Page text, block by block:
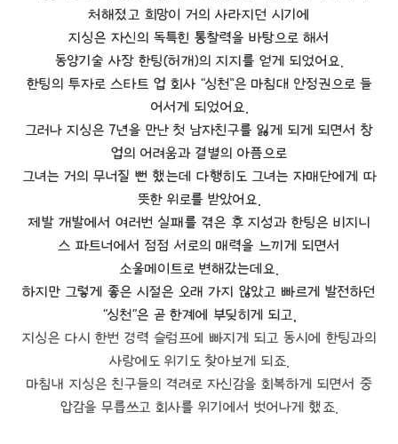
처해졌고 희망이 거의 사라지던 시기에
지싱은 자신의 독특힌 통찰력을 바탕으로 해서
동양기술 사장 한팅(허개)의 지지를 얻게 되었어요.
한팅의 투자로 스타트 업 회사 “싱천”은 마침대 안정권으로 들
어서게 되었어요.
그러나 지싱은 7년을 만난 첫 남자친구를 잃게 되게 되면서 창
업의 어려움과 결별의 아픔으로
그녀는 거의 무너질 뻔 했는데 다행히도 그녀는 자매단에게 따
뜻한 위로를 받았어요.
제발 개발에서 여러번 실패를 겪은 후 지성과 한팅은 비지니
스 파트너에서 점점 서로의 매력을 느끼게 되면서
소울메이트로 변해갔는데요.
하지만 그렇게 좋은 시절은 오래 가지 않았고 빠르게 발전하던
"싱천"은 곧 한계에 부딪히게 되고,
지싱은 다시 한번 경력 슬럼프에 빠지게 되고 동시에 한팅과의
사랑에도 위기도 찾아보게 되죠.
마침내 지싱은 친구들의 격려로 자신감을 회복하게 되면서 중
압감을 무릅쓰고 회사를 위기에서 벗어나게 했죠.